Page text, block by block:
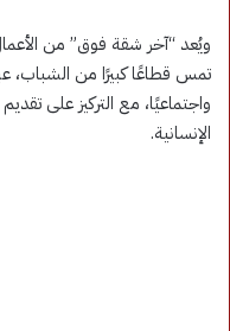
ويُعد “آخر شقة فوق” من
تمس قطاعًا كبيرًا من الشباب،
واجتماعيًا، مع التركيز على
الإنسانية.